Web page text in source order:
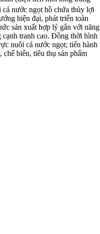
nước ngọt hồ chứa thủy lợi
hiện đại, phát triển toàn
sản xuất hợp lý gắn với năng
cạnh tranh cao. Đồng thời hình
nuôi cá nước ngọt; tiến hành
biến, tiêu thụ sản phẩm